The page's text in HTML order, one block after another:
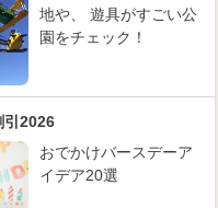
地や、 遊具がすごい公
園をチェック！
引2026
おでかけバースデーア
イデア20選